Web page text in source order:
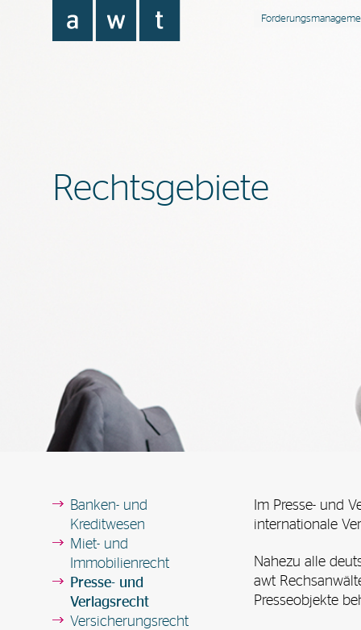
Rechtsgebiete
Banken- und
Kreditwesen
Miet- und
Immobilienrecht
Presse- und
Verlagsrecht
Versicherungsrecht
Im Presse- und
internationale
Nahezu alle
awt
Presseobjekte